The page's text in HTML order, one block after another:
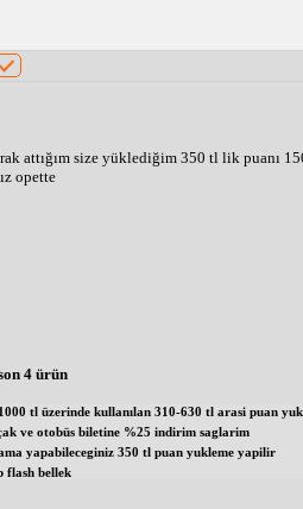
attığım size yüklediğim 350 tl lik puanı
opette
4 ürün
tl üzerinde kullanılan 310-630 tl arasi puan
ve otobüs biletine %25 indirim saglarim
yapabileceginiz 350 tl puan yukleme yapilir
flash bellek